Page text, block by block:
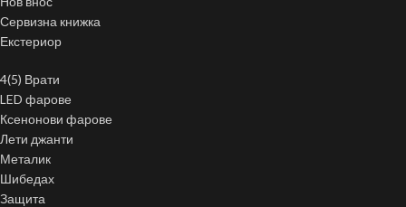
Сервизна книжка
Екстериор
4(5) Врати
LED фарове
Ксенонови фарове
Лети джанти
Металик
Шибедах
Защита